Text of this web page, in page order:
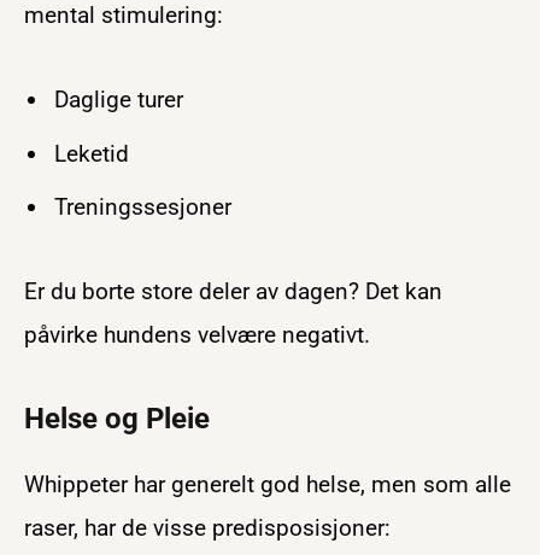
mental stimulering:
Daglige turer
Leketid
Treningssesjoner
Er du borte store deler av dagen? Det kan
påvirke hundens velvære negativt.
Helse og Pleie
Whippeter har generelt god helse, men som alle
raser, har de visse predisposisjoner: